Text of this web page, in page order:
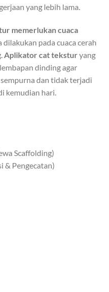
yang lebih lama.
memerlukan cuaca
dilakukan pada cuaca cerah
Aplikator cat tekstur yang
dinding agar
dan tidak terjadi
kemudian hari.
Scaffolding)
& Pengecatan)